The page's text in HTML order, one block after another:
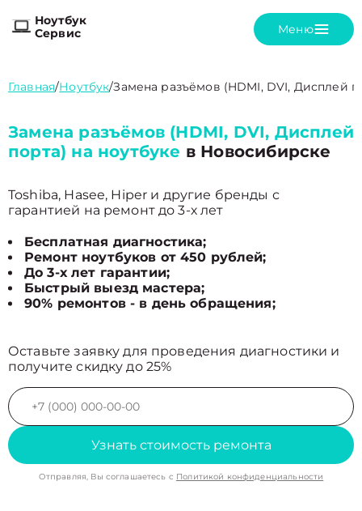
Ноутбук
Сервис
Меню
Главная/Ноутбук/Замена разъёмов (HDMI, DVI, Дисплей
Замена разъёмов (HDMI, DVI, Дисплей
порта) на ноутбуке в Новосибирске
Toshiba, Hasee, Hiper и другие бренды с
гарантией на ремонт до 3-х лет
Бесплатная диагностика;
Ремонт ноутбуков от 450 рублей;
До 3-х лет гарантии;
Быстрый выезд мастера;
90% ремонтов - в день обращения;
Оставьте заявку для проведения диагностики и
получите скидку до 25%
Узнать стоимость ремонта
Отправляя, Вы соглашаетесь с Политикой конфиденциальности